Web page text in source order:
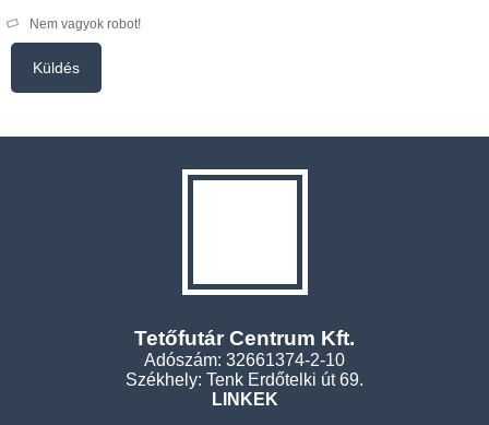
Nem vagyok robot!
Küldés
Tetőfutár Centrum Kft.
Adószám: 32661374-2-10
Székhely: Tenk Erdőtelki út 69.
LINKEK